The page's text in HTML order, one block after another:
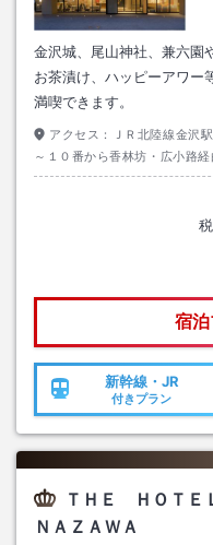
金沢城、尾山神社、兼六園
お茶漬け、ハッピーアワー
満喫できます。
アクセス：
ＪＲ北陸線金沢
～１０番から香林坊・広小路
３分
宿
新幹線・JR
付きプラン
ＴＨＥ ＨＯＴ
ＮＡＺＡＷＡ